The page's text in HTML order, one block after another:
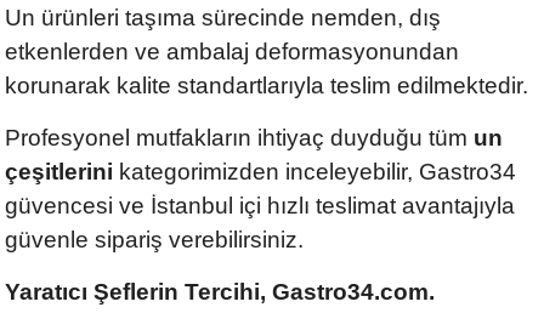
Un ürünleri taşıma sürecinde nemden, dış
etkenlerden ve ambalaj deformasyonundan
korunarak kalite standartlarıyla teslim edilmektedir.
Profesyonel mutfakların ihtiyaç duyduğu tüm un
çeşitlerini kategorimizden inceleyebilir, Gastro34
güvencesi ve İstanbul içi hızlı teslimat avantajıyla
güvenle sipariş verebilirsiniz.
Yaratıcı Şeflerin Tercihi, Gastro34.com.